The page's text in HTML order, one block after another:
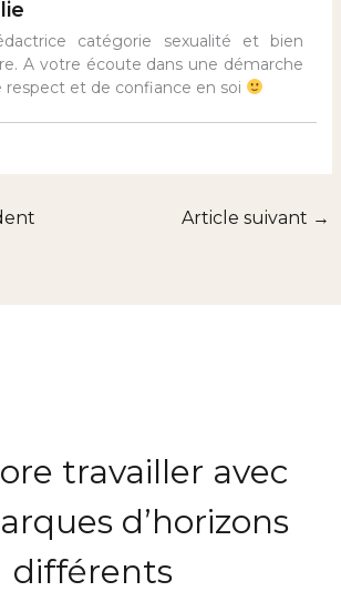
catégorie sexualité et bien
A votre écoute dans une démarche
respect et de confiance en soi
Article suivant →
travailler avec
d’horizons
différents